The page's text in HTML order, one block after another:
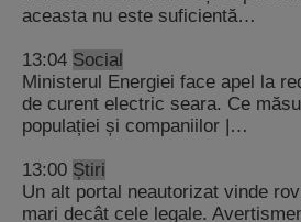
aceasta nu este suficientă…
13:04 Social
Ministerul Energiei face apel la
de curent electric seara. Ce
populației și companiilor |…
13:00 Știri
Un alt portal neautorizat vinde
mari decât cele legale.